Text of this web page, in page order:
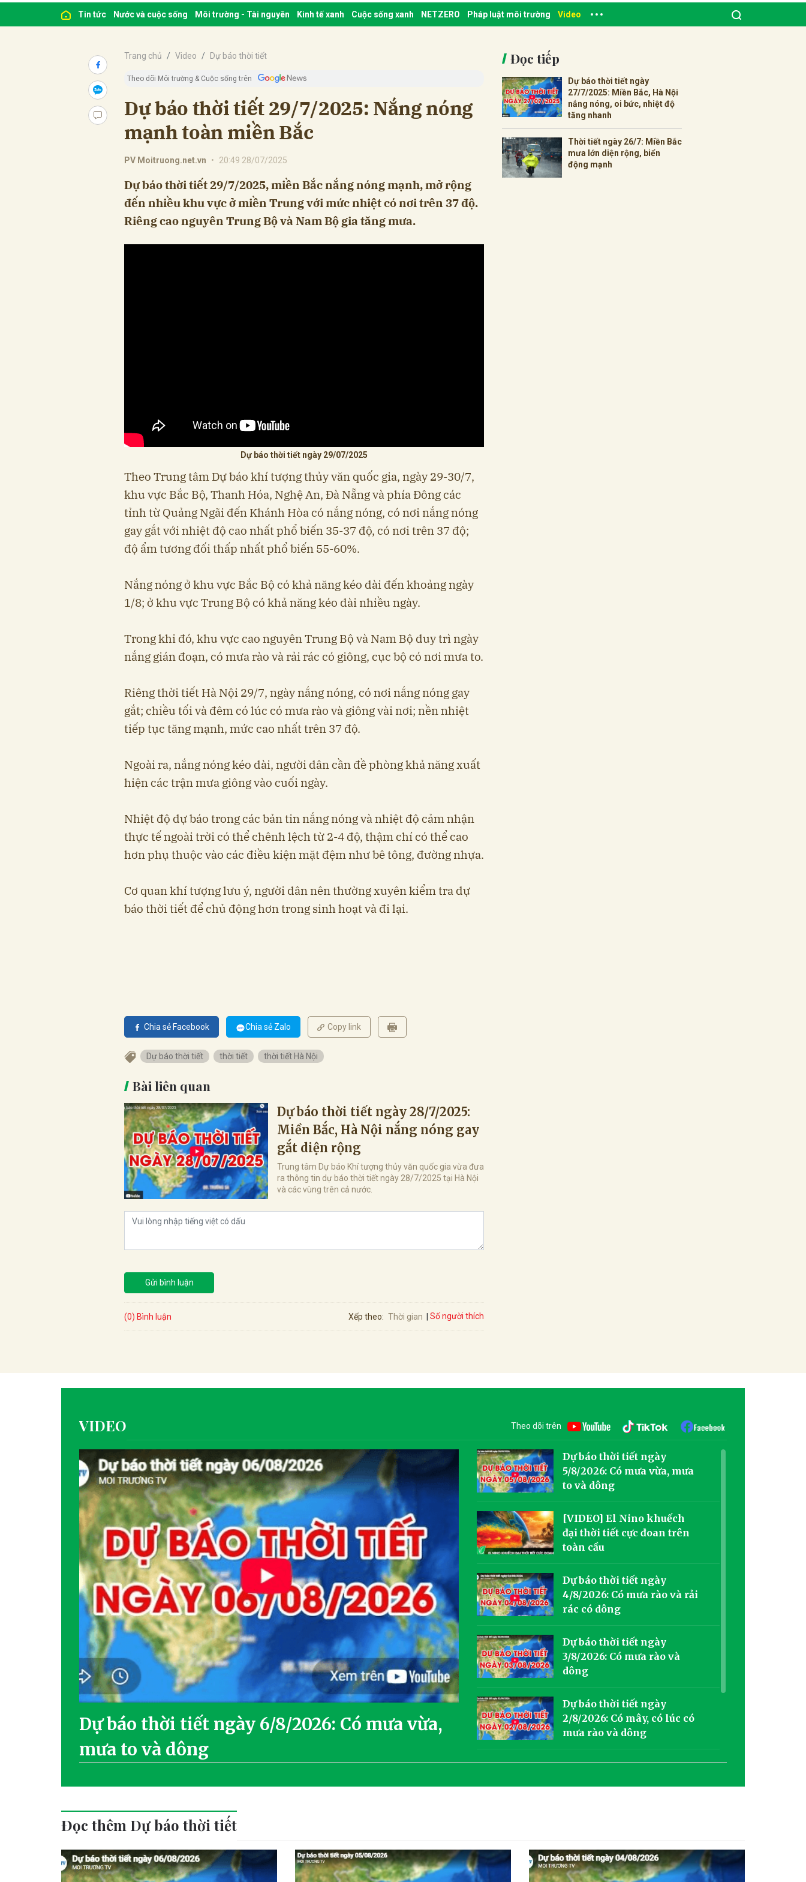
Tin tức Nước và cuộc sống Môi trường - Tài nguyên Kinh tế xanh Cuộc sống xanh NETZERO Pháp luật môi trường Video
Trang chủ Video Dự báo thời tiết
Theo dõi Môi trường & Cuộc sống trên
Dự báo thời tiết 29/7/2025: Nắng nóng
mạnh toàn miền Bắc
PV Moitruong.net.vn • 20:49 28/07/2025
Dự báo thời tiết 29/7/2025, miền Bắc nắng nóng mạnh, mở rộng
đến nhiều khu vực ở miền Trung với mức nhiệt có nơi trên 37 độ.
Riêng cao nguyên Trung Bộ và Nam Bộ gia tăng mưa.
Dự báo thời tiết ngày 29/07/2025
Theo Trung tâm Dự báo khí tượng thủy văn quốc gia, ngày 29-30/7,
khu vực Bắc Bộ, Thanh Hóa, Nghệ An, Đà Nẵng và phía Đông các
tỉnh từ Quảng Ngãi đến Khánh Hòa có nắng nóng, có nơi nắng nóng
gay gắt với nhiệt độ cao nhất phổ biến 35-37 độ, có nơi trên 37 độ;
độ ẩm tương đối thấp nhất phổ biến 55-60%.
Nắng nóng ở khu vực Bắc Bộ có khả năng kéo dài đến khoảng ngày
1/8; ở khu vực Trung Bộ có khả năng kéo dài nhiều ngày.
Trong khi đó, khu vực cao nguyên Trung Bộ và Nam Bộ duy trì ngày
nắng gián đoạn, có mưa rào và rải rác có giông, cục bộ có nơi mưa to.
Riêng thời tiết Hà Nội 29/7, ngày nắng nóng, có nơi nắng nóng gay
gắt; chiều tối và đêm có lúc có mưa rào và giông vài nơi; nền nhiệt
tiếp tục tăng mạnh, mức cao nhất trên 37 độ.
Ngoài ra, nắng nóng kéo dài, người dân cần đề phòng khả năng xuất
hiện các trận mưa giông vào cuối ngày.
Nhiệt độ dự báo trong các bản tin nắng nóng và nhiệt độ cảm nhận
thực tế ngoài trời có thể chênh lệch từ 2-4 độ, thậm chí có thể cao
hơn phụ thuộc vào các điều kiện mặt đệm như bê tông, đường nhựa.
Cơ quan khí tượng lưu ý, người dân nên thường xuyên kiểm tra dự
báo thời tiết để chủ động hơn trong sinh hoạt và đi lại.
Chia sẻ Facebook Chia sẻ Zalo Copy link
Dự báo thời tiết thời tiết thời tiết Hà Nội
Bài liên quan
Dự báo thời tiết ngày 28/7/2025:
Miền Bắc, Hà Nội nắng nóng gay
gắt diện rộng
Trung tâm Dự báo Khí tượng thủy văn quốc gia vừa đưa
ra thông tin dự báo thời tiết ngày 28/7/2025 tại Hà Nội
và các vùng trên cả nước.
Gửi bình luận
(0) Bình luận Xếp theo: Thời gian Số người thích
Đọc tiếp
Dự báo thời tiết ngày
27/7/2025: Miền Bắc, Hà Nội
nắng nóng, oi bức, nhiệt độ
tăng nhanh
Thời tiết ngày 26/7: Miền Bắc
mưa lớn diện rộng, biển
động mạnh
VIDEO Theo dõi trên
Dự báo thời tiết ngày 6/8/2026: Có mưa vừa,
mưa to và dông
Dự báo thời tiết ngày
5/8/2026: Có mưa vừa, mưa
to và dông
[VIDEO] El Nino khuếch
đại thời tiết cực đoan trên
toàn cầu
Dự báo thời tiết ngày
4/8/2026: Có mưa rào và rải
rác có dông
Dự báo thời tiết ngày
3/8/2026: Có mưa rào và
dông
Dự báo thời tiết ngày
2/8/2026: Có mây, có lúc có
mưa rào và dông
[VIDEO] Lời cảm ơn của
Đọc thêm Dự báo thời tiết